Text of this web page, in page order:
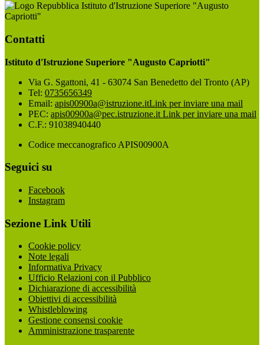
Istituto d'Istruzione Superiore "Augusto
Capriotti"
Contatti
Istituto d'Istruzione Superiore "Augusto Capriotti"
Via G. Sgattoni, 41 - 63074 San Benedetto del Tronto (AP)
Tel: 0735656349
Email: apis00900a@istruzione.itLink per inviare una mail
PEC: apis00900a@pec.istruzione.it Link per inviare una mail
C.F.: 91038940440
Codice meccanografico APIS00900A
Seguici su
Facebook
Instagram
Sezione Link Utili
Cookie policy
Note legali
Informativa Privacy
Ufficio Relazioni con il Pubblico
Dichiarazione di accessibilità
Obiettivi di accessibilità
Whistleblowing
Gestione consensi cookie
Amministrazione trasparente